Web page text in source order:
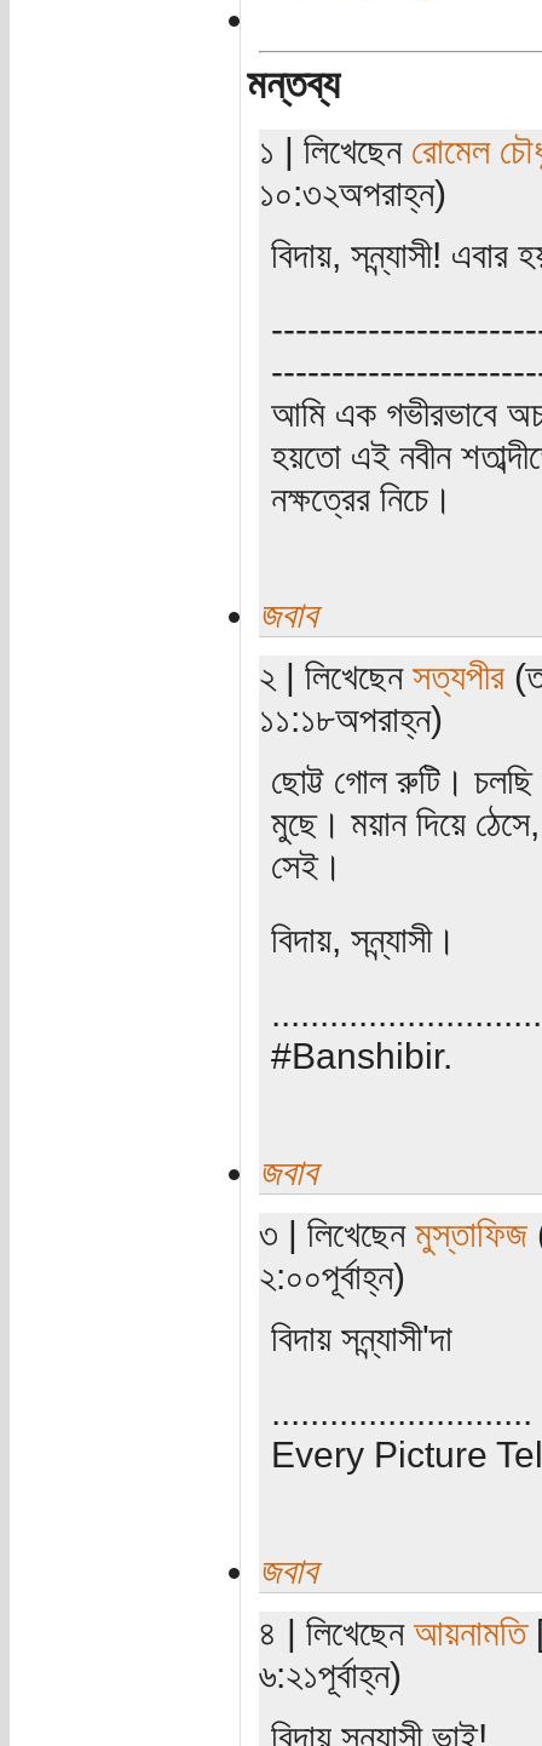
মন্তব্য
১ | লিখেছেন রোমেল
১০:৩২অপরাহ্ন)
বিদায়, সন্ন্যাসী!
আমি এক গভীরভাবে
হয়তো এই নবীন
নক্ষত্রের নিচে।
জবাব
২ | লিখেছেন সত্যপীর
১১:১৮অপরাহ্ন)
ছোট্ট গোল রুটি। চলছি
মুছে। ময়ান দিয়ে
সেই।
বিদায়, সন্ন্যাসী।
#Banshibir.
জবাব
৩ | লিখেছেন মুস্তাফিজ
২:০০পূর্বাহ্ন)
বিদায় সন্ন্যাসী'দা
...........................
Every Picture
জবাব
৪ | লিখেছেন আয়নামতি
৬:২১পূর্বাহ্ন)
বিদায় সন্ন্যাসী ভাই!